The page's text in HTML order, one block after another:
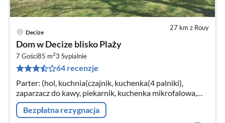
27 km z Rouy
Decize
Dom w Decize blisko Plaży
7 Gości85 m23 Sypialnie
64 recenzje
Parter: (hol, kuchnia(czajnik, kuchenka(4 palniki),
zaparzacz do kawy, piekarnik, kuchenka mikrofalowa,
lodówko-zamrażarka, pralka)
Bezpłatna rezygnacja